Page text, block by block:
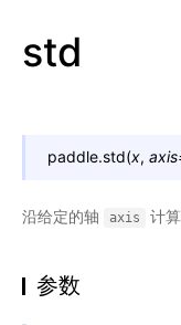
std
paddle.std(x, axis
沿给定的轴 axis 计
参数